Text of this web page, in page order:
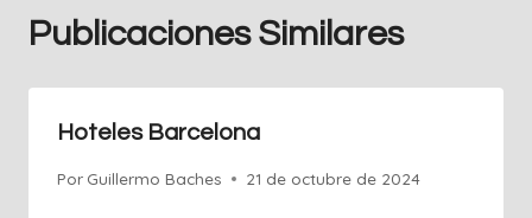
Publicaciones Similares
Hoteles Barcelona
Por Guillermo Baches 21 de octubre de 2024